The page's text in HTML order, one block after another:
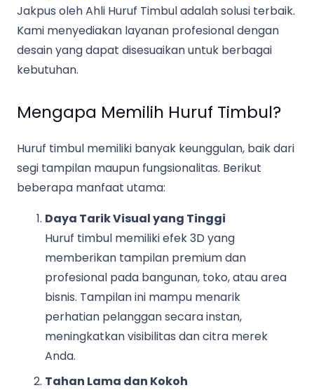
Jakpus oleh Ahli Huruf Timbul adalah solusi terbaik.
Kami menyediakan layanan profesional dengan
desain yang dapat disesuaikan untuk berbagai
kebutuhan.
Mengapa Memilih Huruf Timbul?
Huruf timbul memiliki banyak keunggulan, baik dari
segi tampilan maupun fungsionalitas. Berikut
beberapa manfaat utama:
Daya Tarik Visual yang Tinggi
Huruf timbul memiliki efek 3D yang
memberikan tampilan premium dan
profesional pada bangunan, toko, atau area
bisnis. Tampilan ini mampu menarik
perhatian pelanggan secara instan,
meningkatkan visibilitas dan citra merek
Anda.
Tahan Lama dan Kokoh